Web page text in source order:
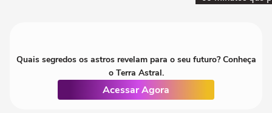
Quais segredos os astros revelam para o seu futuro? Conheça
o Terra Astral.
Acessar Agora